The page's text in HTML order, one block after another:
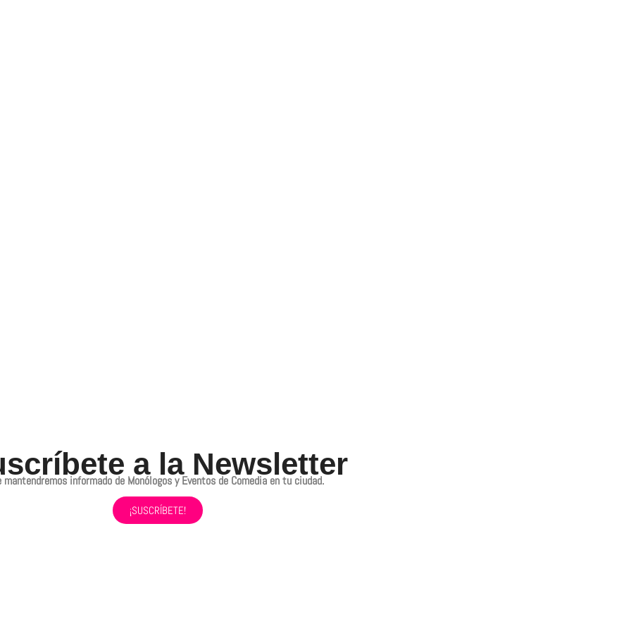
a la Newsletter
mantendremos informado de Monólogos y Eventos de Comedia en tu ciudad.
¡SUSCRÍBETE!